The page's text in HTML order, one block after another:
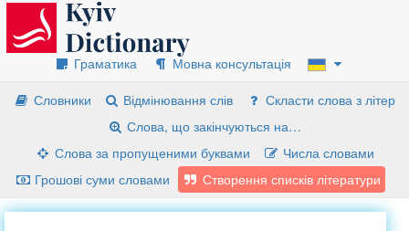
Граматика
Мовна консультація
Словники
Відмінювання слів
Скласти слова з літер
Слова, що закінчуються на…
Слова за пропущеними буквами
Числа словами
Грошові суми словами
Створення списків літератури